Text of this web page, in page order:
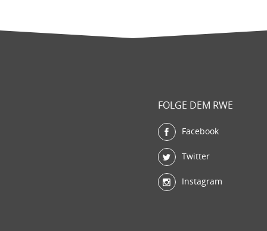
FOLGE DEM RWE
Facebook
Twitter
Instagram